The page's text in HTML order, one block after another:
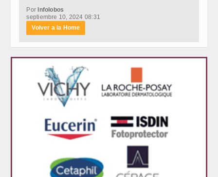
Por Infolobos
septiembre 10, 2024 08:31
Volver a la Home